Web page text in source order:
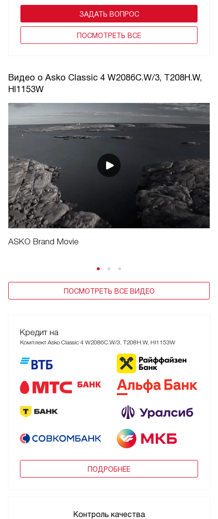
ЗАДАТЬ ВОПРОС
ПОCМОТРЕТЬ ВСЕ
Видео о Asko Classic 4 W2086C.W/3, T208H.W,
HI1153W
ASKO Brand Movie
ПОСМОТРЕТЬ ВСЕ ВИДЕО
Кредит на
Комплект Asko Classic 4 W2086C.W/3, T208H.W, HI1153W
ПОДРОБНЕЕ
Контроль качества